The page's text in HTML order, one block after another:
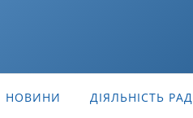
НОВИНИ ДІЯЛЬНІСТЬ